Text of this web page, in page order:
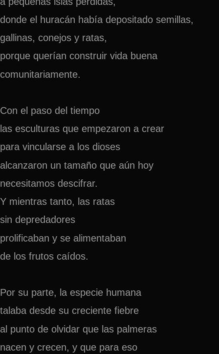
donde el huracán había depositado semillas,
gallinas, conejos y ratas,
porque querían construir vida buena
comunitariamente.
Con el paso del tiempo
las esculturas que empezaron a crear
para vincularse a los dioses
alcanzaron un tamaño que aún hoy
necesitamos descifrar.
Y mientras tanto, las ratas
sin depredadores
prolificaban y se alimentaban
de los frutos caídos.
Por su parte, la especie humana
talaba desde su creciente fiebre
al punto de olvidar que las palmeras
nacen y crecen, y que para eso